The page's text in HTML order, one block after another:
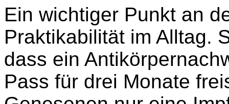
Ein wichtiger Punkt an
Praktikabilität im Alltag.
dass ein
Pass für drei Monate